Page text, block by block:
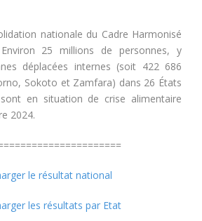
nationale du Cadre Harmonisé
25 millions de personnes, y
déplacées internes (soit 422 686
Sokoto et Zamfara) dans 26 États
en situation de crise alimentaire
2024.
le résultat national
les résultats par Etat